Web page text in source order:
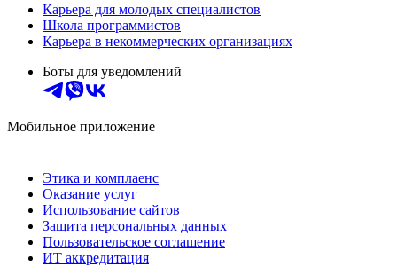
Карьера для молодых специалистов
Школа программистов
Карьера в некоммерческих организациях
Боты для уведомлений
Мобильное приложение
Этика и комплаенс
Оказание услуг
Использование сайтов
Защита персональных данных
Пользовательское соглашение
ИТ аккредитация